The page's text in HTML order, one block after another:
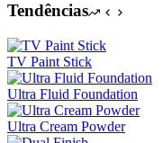
Tendências
TV Paint Stick
Ultra Fluid Foundation
Ultra Cream Powder